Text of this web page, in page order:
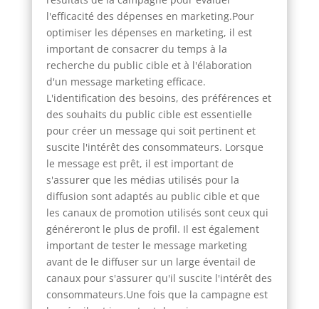
l'efficacité des dépenses en marketing.Pour
optimiser les dépenses en marketing, il est
important de consacrer du temps à la
recherche du public cible et à l'élaboration
d'un message marketing efficace.
L'identification des besoins, des préférences et
des souhaits du public cible est essentielle
pour créer un message qui soit pertinent et
suscite l'intérêt des consommateurs. Lorsque
le message est prêt, il est important de
s'assurer que les médias utilisés pour la
diffusion sont adaptés au public cible et que
les canaux de promotion utilisés sont ceux qui
généreront le plus de profil. Il est également
important de tester le message marketing
avant de le diffuser sur un large éventail de
canaux pour s'assurer qu'il suscite l'intérêt des
consommateurs.Une fois que la campagne est